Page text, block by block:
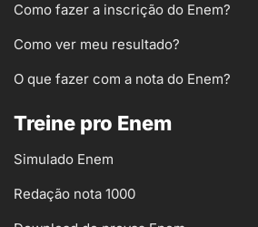
Como fazer a inscrição do Enem?
Como ver meu resultado?
O que fazer com a nota do Enem?
Treine pro Enem
Simulado Enem
Redação nota 1000